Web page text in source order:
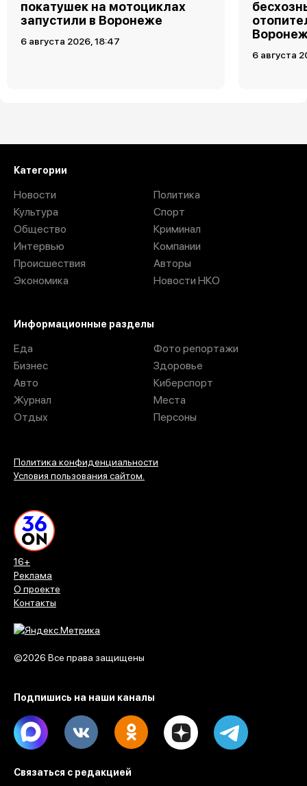
покатушек на мотоциклах
запустили в Воронеже
6 августа 2026, 18:47
6 августа
16+
Реклама
О проекте
Контакты
©2026 Все права защищены
Категории
Новости
Культура
Общество
Интервью
Происшествия
Экономика
Политика
Спорт
Криминал
Компании
Авторы
Новости НКО
Информационные разделы
Еда
Бизнес
Авто
Журнал
Отдых
Фото репортажи
Здоровье
Киберспорт
Места
Персоны
Политика конфиденциальности
Условия пользования сайтом.
Подпишись на наши каналы
Max Dzen
Связаться с редакцией